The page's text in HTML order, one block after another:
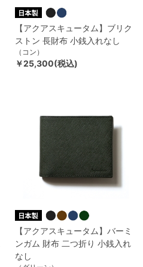
【アクアスキュータム】ブリク
ストン 長財布 小銭入れなし
（コン）
￥25,300(税込)
【アクアスキュータム】バーミ
ンガム 財布 二つ折り 小銭入れ
なし